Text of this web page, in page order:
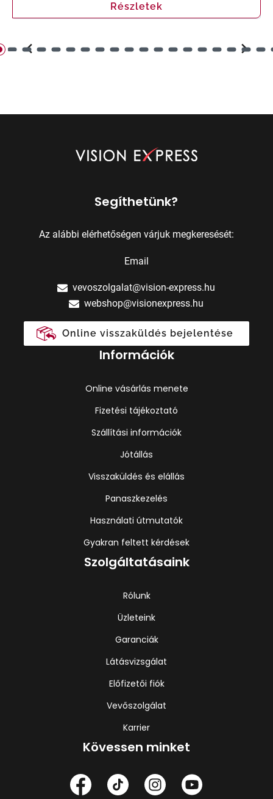
Részletek
Segíthetünk?
Az alábbi elérhetőségen várjuk megkeresését:
Email
vevoszolgalat@vision-express.hu
webshop@visionexpress.hu
Online visszaküldés bejelentése
Információk
Online vásárlás menete
Fizetési tájékoztató
Szállítási információk
Jótállás
Visszaküldés és elállás
Panaszkezelés
Használati útmutatók
Gyakran feltett kérdések
Szolgáltatásaink
Rólunk
Üzleteink
Garanciák
Látásvizsgálat
Előfizetői fiók
Vevőszolgálat
Karrier
Kövessen minket